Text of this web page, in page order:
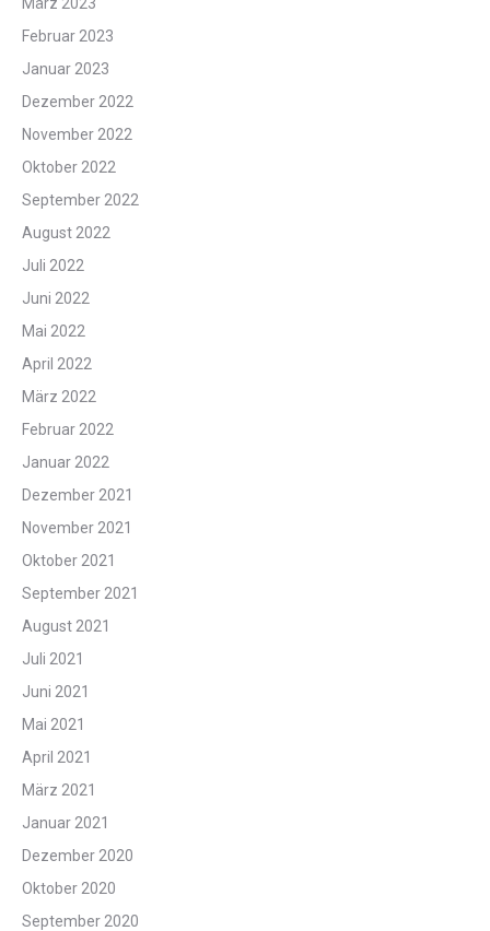
Februar 2023
Januar 2023
Dezember 2022
November 2022
Oktober 2022
September 2022
August 2022
Juli 2022
Juni 2022
Mai 2022
April 2022
März 2022
Februar 2022
Januar 2022
Dezember 2021
November 2021
Oktober 2021
September 2021
August 2021
Juli 2021
Juni 2021
Mai 2021
April 2021
März 2021
Januar 2021
Dezember 2020
Oktober 2020
September 2020